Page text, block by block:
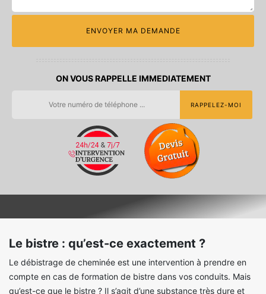
ON VOUS RAPPELLE IMMEDIATEMENT
Le bistre : qu’est-ce exactement ?
Le débistrage de cheminée est une intervention à prendre en
compte en cas de formation de bistre dans vos conduits. Mais
qu’est-ce que le bistre ? Il s’agit d’une substance très dure et